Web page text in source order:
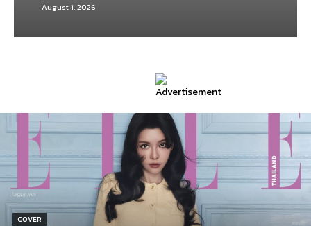
August 1, 2026
COVER